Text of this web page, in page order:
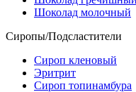
Шоколад молочный
Сиропы/Подсластители
Сироп кленовый
Эритрит
Сироп топинамбура